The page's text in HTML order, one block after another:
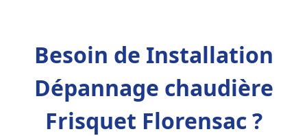
Besoin de Installation
Dépannage chaudière
Frisquet Florensac ?